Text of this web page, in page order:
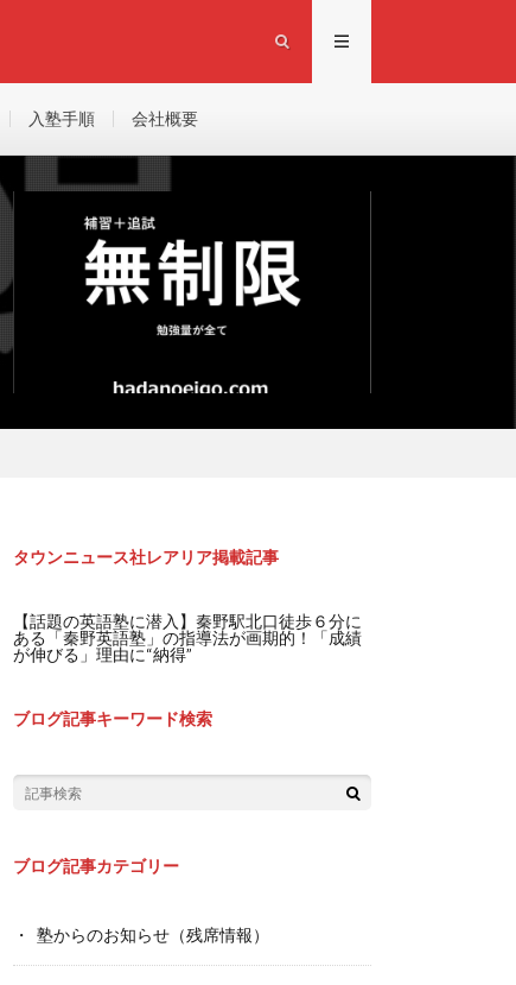
入塾手順 会社概要
タウンニュース社レアリア掲載記事
【話題の英語塾に潜入】秦野駅北口徒歩６分に
ある「秦野英語塾」の指導法が画期的！「成績
が伸びる」理由に“納得”
ブログ記事キーワード検索
ブログ記事カテゴリー
塾からのお知らせ（残席情報）